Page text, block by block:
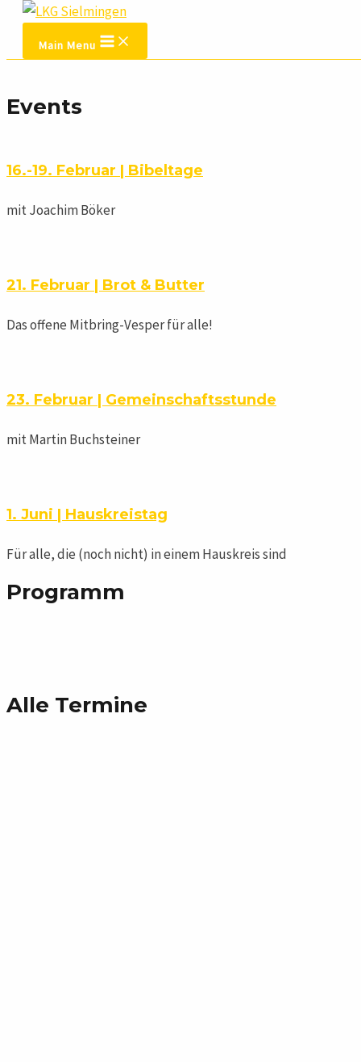
Zum Inhalt springen
Main Menu
Events
16.-19. Februar | Bibeltage
mit Joachim Böker
21. Februar | Brot & Butter
Das offene Mitbring-Vesper für alle!
23. Februar | Gemeinschaftsstunde
mit Martin Buchsteiner
1. Juni | Hauskreistag
Für alle, die (noch nicht) in einem Hauskreis sind
Programm
Alle Termine